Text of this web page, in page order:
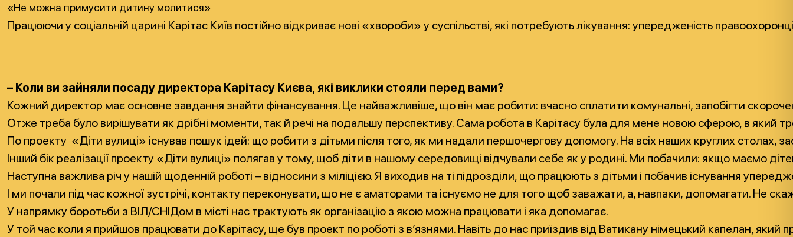
«Не можна примусити дитину молитися»
Працюючи у соціальній царині Карітас Київ постійно відкриває нові «хвороби» у суспільстві, які потребують лікування: упередженість
– Коли ви зайняли посаду директора Карітасу Києва, які виклики стояли перед вами?
Кожний директор має основне завдання знайти фінансування. Це найважливіше, що він має робити: вчасно сплатити комунальні, запобігти
Отже треба було вирішувати як дрібні моменти, так й речі на подальшу перспективу. Сама робота в Карітасу була для мене новою сферою, в який
По проекту «Діти вулиці» існував пошук ідей: що робити з дітьми після того, як ми надали першочергову допомогу. На всіх наших круглих
Інший бік реалізації проекту «Діти вулиці» полягав у тому, щоб діти в нашому середовищі відчували себе як у родині. Ми побачили: якщо маємо
Наступна важлива річ у нашій щоденній роботі – відносини з міліцією. Я виходив на ті підрозділи, що працюють з дітьми і побачив існування
І ми почали під час кожної зустрічі, контакту переконувати, що не є аматорами та існуємо не для того щоб заважати, а, навпаки, допомагати.
У напрямку боротьби з ВІЛ/СНІДом в місті нас трактують як організацію з якою можна працювати і яка допомагає.
У той час коли я прийшов працювати до Карітасу, ще був проект по роботі з в’язнями. Навіть до нас приїздив від Ватикану німецький капелан,